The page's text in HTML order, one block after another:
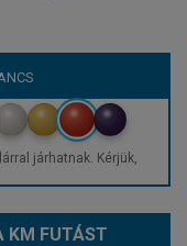
járhatnak. Kérjük,
KM FUTÁST